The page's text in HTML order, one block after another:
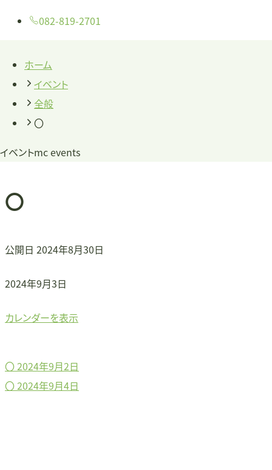
082-819-2701
イベントmc events
ホーム
イベント
全般
〇
〇
公開日 2024年8月30日
〇
2024年9月3日
カレンダーを表示
投
〇 2024年9月2日
〇 2024年9月4日